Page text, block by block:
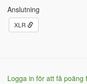
Anslutning
XLR
Logga in för att få poäng